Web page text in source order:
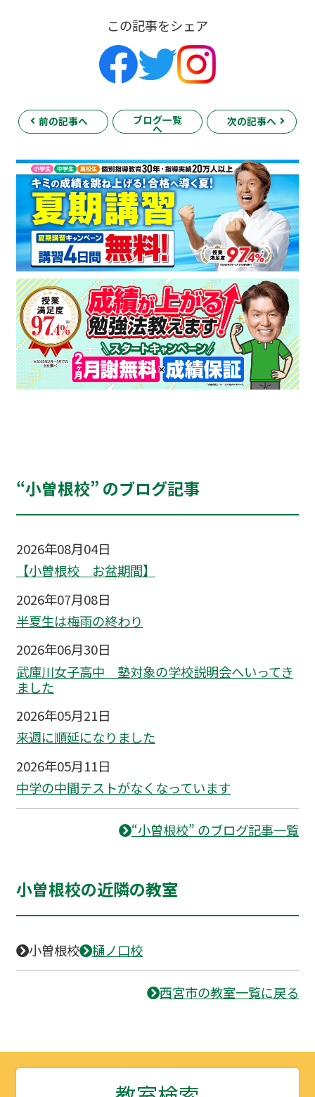
この記事をシェア
前の記事へ ブログ一覧
へ
次の記事へ
“小曽根校” のブログ記事
2026年08月04日
【小曽根校 お盆期間】
2026年07月08日
半夏生は梅雨の終わり
2026年06月30日
武庫川女子高中 塾対象の学校説明会へいってき
ました
2026年05月21日
来週に順延になりました
2026年05月11日
中学の中間テストがなくなっています
“小曽根校” のブログ記事一覧
小曽根校の近隣の教室
小曽根校 樋ノ口校
西宮市の教室一覧に戻る